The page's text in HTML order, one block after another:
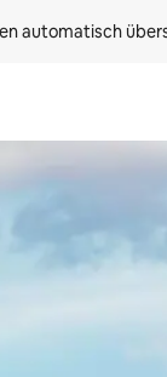
automatisch